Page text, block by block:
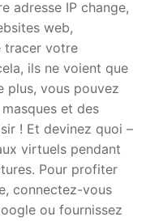
adresse IP change,
web,
tracer votre
ils ne voient que
plus, vous pouvez
et des
! Et devinez quoi –
virtuels pendant
Pour profiter
connectez-vous
ou fournissez